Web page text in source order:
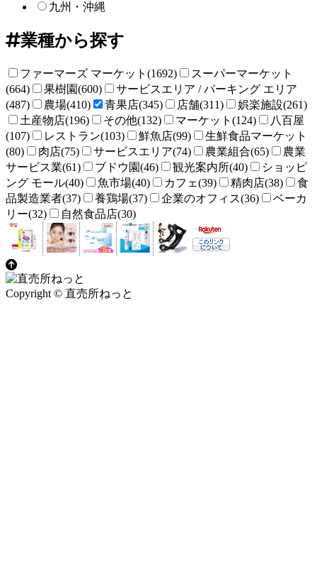
九州・沖縄
業種から探す
ファーマーズ マーケット(1692)
スーパーマーケット
(664)
果樹園(600)
サービスエリア / パーキング エリア
(487)
農場(410) 青果店(345) 店舗(311)
娯楽施設(261)
土産物店(196)
その他(132) マーケット(124)
八百屋
(107)
レストラン(103) 鮮魚店(99)
生鮮食品マーケット
(80)
肉店(75) サービスエリア(74) 農業組合(65)
農業
サービス業(61)
ブドウ園(46) 観光案内所(40)
ショッピ
ング モール(40)
魚市場(40) カフェ(39) 精肉店(38)
食
品製造業者(37)
養鶏場(37) 企業のオフィス(36)
ベーカ
リー(32)
自然食品店(30)
Copyright © 直売所ねっと